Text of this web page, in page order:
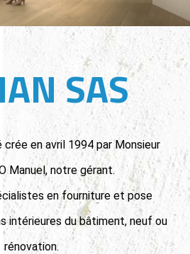
SAS
en avril 1994 par Monsieur
Manuel, notre gérant.
en fourniture et pose
intérieures du bâtiment, neuf ou
rénovation.